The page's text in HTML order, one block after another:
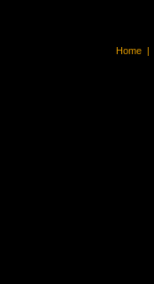
Home |